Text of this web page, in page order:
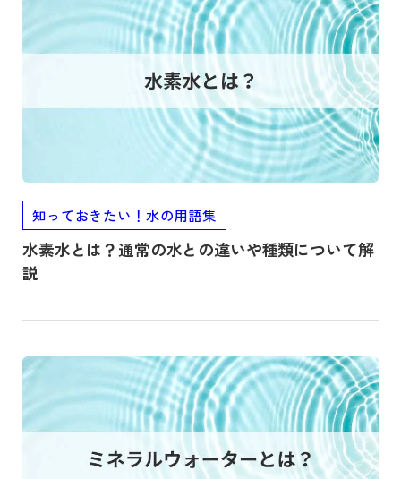
知っておきたい！水の用語集
水素水とは？通常の水との違いや種類について解
説
記事を読む